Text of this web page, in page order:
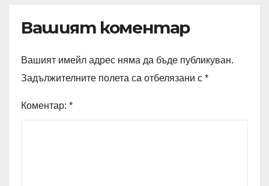
Вашият коментар
Вашият имейл адрес няма да бъде публикуван.
Задължителните полета са отбелязани с *
Коментар: *